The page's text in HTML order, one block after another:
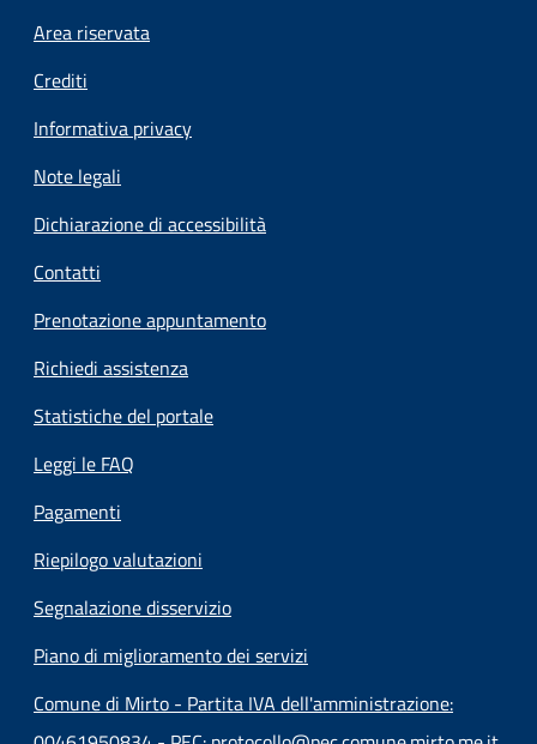
Footer menu
Area riservata
Crediti
Informativa privacy
Note legali
Dichiarazione di accessibilità
Contatti
Prenotazione appuntamento
Richiedi assistenza
Statistiche del portale
Leggi le FAQ
Pagamenti
Riepilogo valutazioni
Segnalazione disservizio
Piano di miglioramento dei servizi
Comune di Mirto - Partita IVA dell'amministrazione: